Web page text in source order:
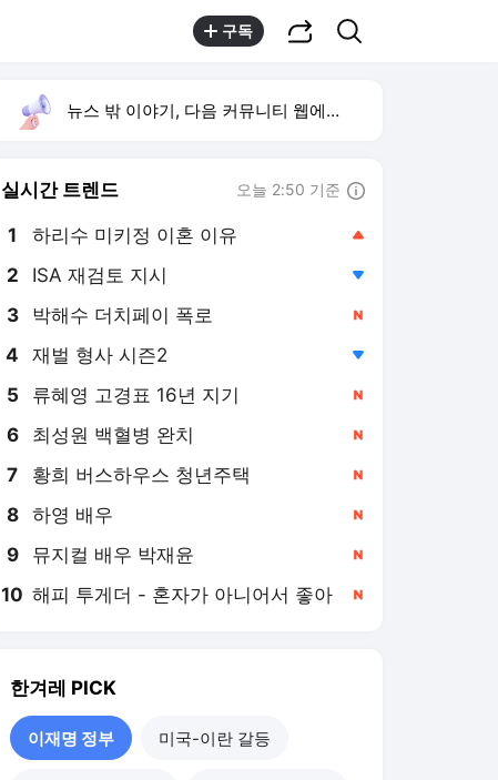
구독
뉴스 밖 이야기, 다음 커뮤니티 웹에서 보기
실시간 트렌드 오늘 2:50 기준
1 하리수 미키정 이혼 이유
2 ISA 재검토 지시
3 박해수 더치페이 폭로
4 재벌 형사 시즌2
5 류혜영 고경표 16년 지기
6 최성원 백혈병 완치
7 황희 버스하우스 청년주택
8 하영 배우
9 뮤지컬 배우 박재윤
10 해피 투게더 - 혼자가 아니어서 좋아
한겨레 PICK
이재명 정부 미국-이란 갈등